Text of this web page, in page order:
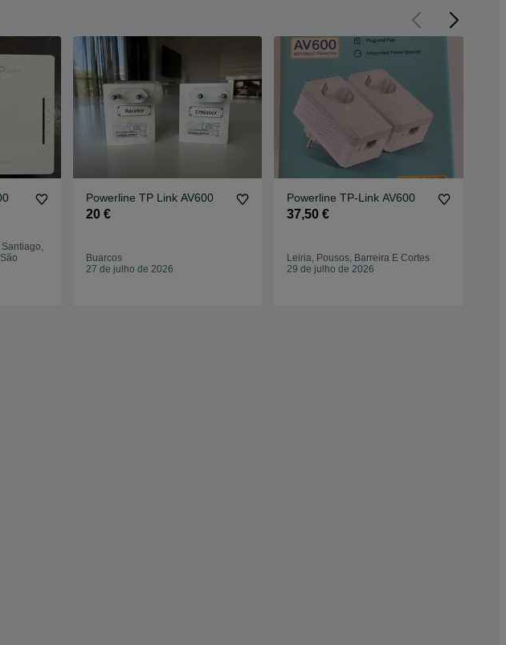
Santiago,
Powerline TP Link AV600
20 €
Buarcos
27 de julho de 2026
Powerline TP-Link AV600
37,50 €
Leiria, Pousos, Barreira E Cortes
29 de julho de 2026